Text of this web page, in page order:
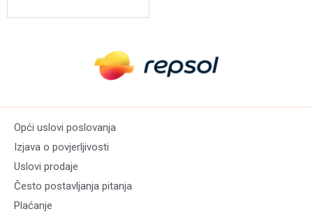
Opći uslovi poslovanja
Izjava o povjerljivosti
Uslovi prodaje
Često postavljanja pitanja
Plaćanje